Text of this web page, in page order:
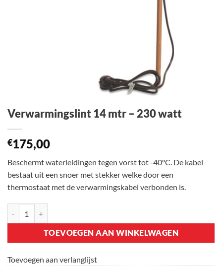
Verwarmingslint 14 mtr – 230 watt
€175,00
Beschermt waterleidingen tegen vorst tot -40°C. De kabel
bestaat uit een snoer met stekker welke door een
thermostaat met de verwarmingskabel verbonden is.
TOEVOEGEN AAN WINKELWAGEN
Toevoegen aan verlanglijst